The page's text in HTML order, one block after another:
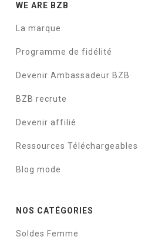
WE ARE BZB
La marque
Programme de fidélité
Devenir Ambassadeur BZB
BZB recrute
Devenir affilié
Ressources Téléchargeables
Blog mode
NOS CATÉGORIES
Soldes Femme